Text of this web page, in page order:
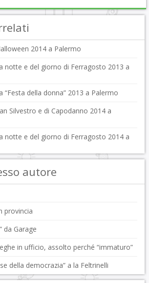
2014 a Palermo
notte e del giorno di Ferragosto 2013 a
“Festa della donna” 2013 a Palermo
Silvestro e di Capodanno 2014 a
notte e del giorno di Ferragosto 2014 a
autore
provincia
da Garage
in ufficio, assolto perché “immaturo”
della democrazia” a la Feltrinelli